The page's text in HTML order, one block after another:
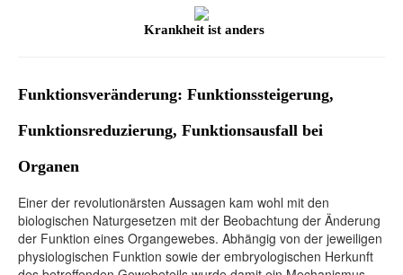
Krankheit ist anders
Funktionsveränderung: Funktionssteigerung,
Funktionsreduzierung, Funktionsausfall bei
Organen
Einer der revolutionärsten Aussagen kam wohl mit den
biologischen Naturgesetzen mit der Beobachtung der Änderung
der Funktion eines Organgewebes. Abhängig von der jeweiligen
physiologischen Funktion sowie der embryologischen Herkunft